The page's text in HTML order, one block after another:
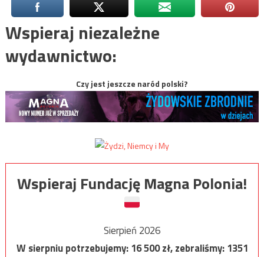
Wspieraj niezależne
wydawnictwo:
Czy jest jeszcze naród polski?
Wspieraj Fundację Magna Polonia!
Sierpień 2026
W sierpniu potrzebujemy:16 500zł, zebraliśmy:1351